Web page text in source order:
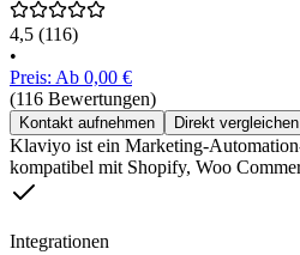
4,5 (116)
•
Preis: Ab 0,00 €
(116 Bewertungen)
Kontakt aufnehmen Direkt vergleichen
Klaviyo ist ein Marketing-
kompatibel mit Shopify, Woo
Integrationen